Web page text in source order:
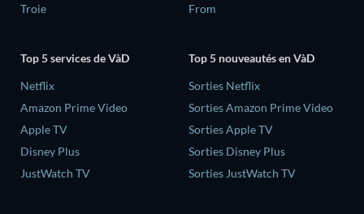
Troie
From
Top 5 services de VàD
Netflix
Amazon Prime Video
Apple TV
Disney Plus
JustWatch TV
Top 5 nouveautés en VàD
Sorties Netflix
Sorties Amazon Prime Video
Sorties Apple TV
Sorties Disney Plus
Sorties JustWatch TV